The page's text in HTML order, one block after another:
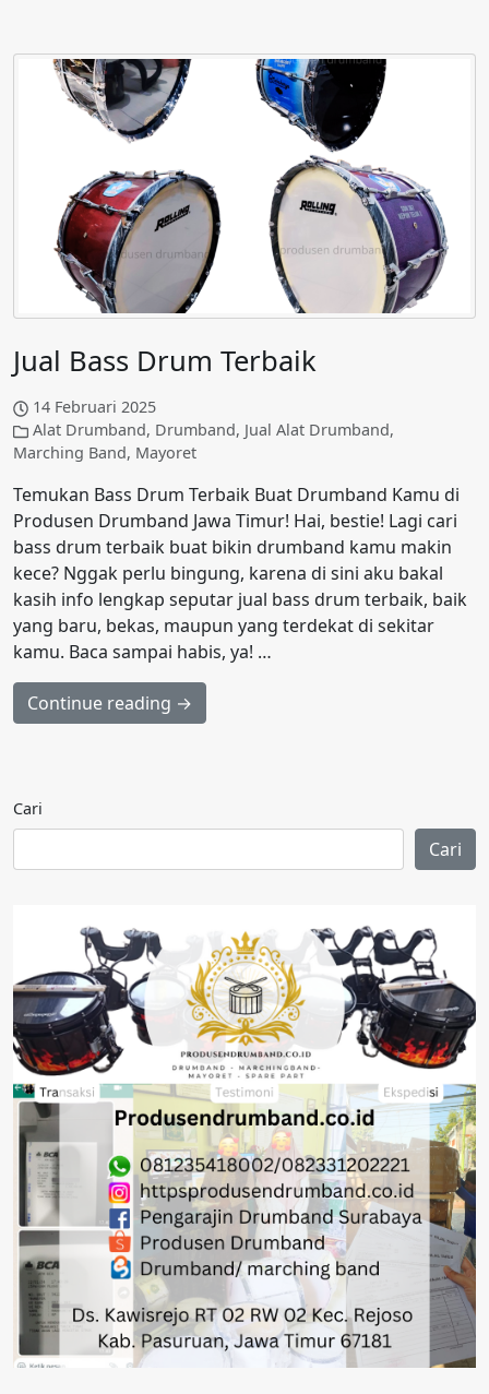
Jual Bass Drum Terbaik
14 Februari 2025
Alat Drumband, Drumband, Jual Alat Drumband,
Marching Band, Mayoret
Temukan Bass Drum Terbaik Buat Drumband Kamu di
Produsen Drumband Jawa Timur! Hai, bestie! Lagi cari
bass drum terbaik buat bikin drumband kamu makin
kece? Nggak perlu bingung, karena di sini aku bakal
kasih info lengkap seputar jual bass drum terbaik, baik
yang baru, bekas, maupun yang terdekat di sekitar
kamu. Baca sampai habis, ya! …
Continue reading →
Cari
Cari